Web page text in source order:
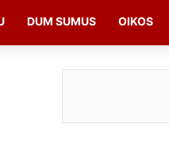
DUM SUMUS OIKOS